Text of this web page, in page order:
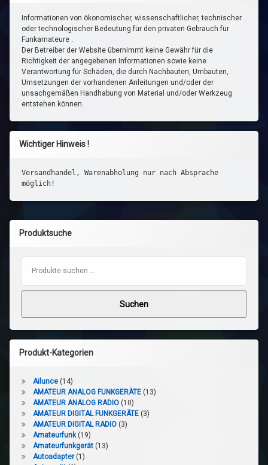
Informationen von ökonomischer, wissenschaftlicher, technischer
oder technologischer Bedeutung für den privaten Gebrauch für
Funkamateure .
Der Betreiber der Website übernimmt keine Gewähr für die
Richtigkeit der angegebenen Informationen sowie keine
Verantwortung für Schäden, die durch Nachbauten, Umbauten,
Umsetzungen der vorhandenen Anleitungen und/oder der
unsachgemäßen Handhabung von Material und/oder Werkzeug
entstehen können.
Wichtiger Hinweis !
Versandhandel, Warenabholung nur nach Absprache
möglich!
Produktsuche
Suchen
Produkt-Kategorien
Ailunce (14)
AMATEUR ANALOG FUNKGERÄTE (13)
AMATEUR ANALOG RADIO (10)
AMATEUR DIGITAL FUNKGERÄTE (3)
AMATEUR DIGITAL RADIO (3)
Amateurfunk (19)
Amateurfunkgerät (13)
Autoadapter (1)